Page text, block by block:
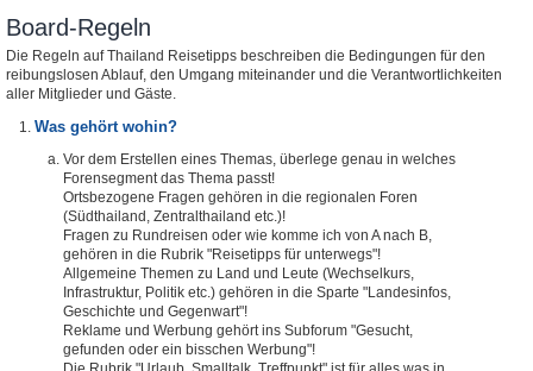
Board-Regeln
Die Regeln auf Thailand Reisetipps beschreiben die Bedingungen für den
reibungslosen Ablauf, den Umgang miteinander und die Verantwortlichkeiten
aller Mitglieder und Gäste.
Was gehört wohin?
Vor dem Erstellen eines Themas, überlege genau in welches
Forensegment das Thema passt!
Ortsbezogene Fragen gehören in die regionalen Foren
(Südthailand, Zentralthailand etc.)!
Fragen zu Rundreisen oder wie komme ich von A nach B,
gehören in die Rubrik "Reisetipps für unterwegs"!
Allgemeine Themen zu Land und Leute (Wechselkurs,
Infrastruktur, Politik etc.) gehören in die Sparte "Landesinfos,
Geschichte und Gegenwart"!
Reklame und Werbung gehört ins Subforum "Gesucht,
gefunden oder ein bisschen Werbung"!